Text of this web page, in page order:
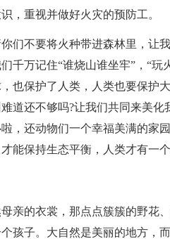
，重视并做好火灾的预防工。
们不要将火种带进森林里，让
千万记住“谁烧山谁坐牢”，“
也保护了人类，人类也要保护
道还不够吗?让我们共同来美
，还动物们一个幸福美满的家
能保持生态平衡，人类才有一个
亲的衣裳，那点点簇簇的野花
孩子。大自然是美丽的地方，